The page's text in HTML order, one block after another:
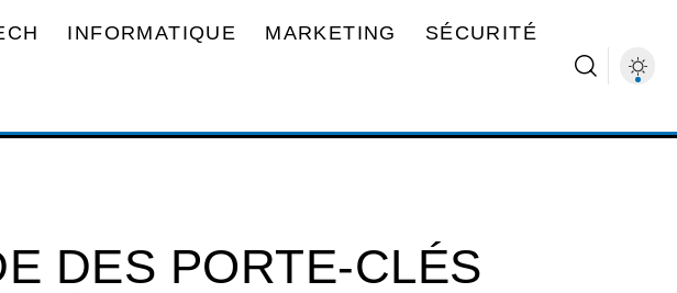
INFORMATIQUE MARKETING SÉCURITÉ
DES PORTE-CLÉS